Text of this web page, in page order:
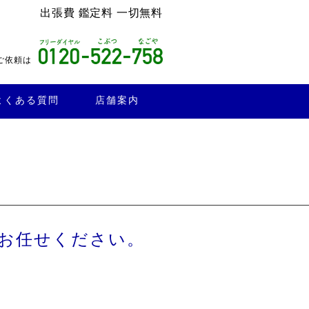
出張費 鑑定料 一切無料
依頼は
くある質問 店舗案内
任せください。